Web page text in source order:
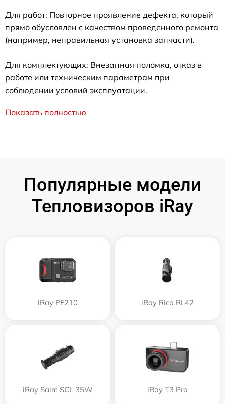
Для работ: Повторное проявление дефекта, который
прямо обусловлен с качеством проведенного ремонта
(например, неправильная установка запчасти).
Для комплектующих: Внезапная поломка, отказ в
работе или техническим параметрам при
соблюдении условий эксплуатации.
Показать полностью
Популярные модели
Тепловизоров iRay
iRay PF210 iRay Rico RL42
iRay Saim SCL 35W iRay T3 Pro